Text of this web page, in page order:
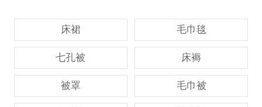
床裙 毛巾毯
七孔被 床褥
被罩 毛巾被